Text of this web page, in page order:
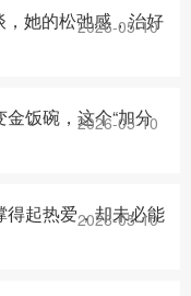
，她的松弛感，治好
2026-05-10
金饭碗，这个“加分
2026-05-10
得起热爱，却未必能
2026-05-10